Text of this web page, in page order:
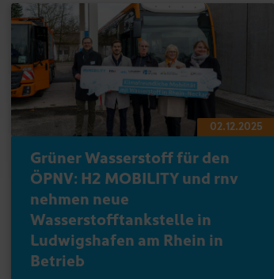
02.12.2025
Grüner Wasserstoff für den
ÖPNV: H2 MOBILITY und rnv
nehmen neue
Wasserstofftankstelle in
Ludwigshafen am Rhein in
Betrieb